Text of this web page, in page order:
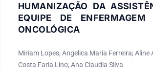
HUMANIZAÇÃO DA
EQUIPE DE
ONCOLÓGICA
Miriam Lopes; Angelica Maria Ferreira; Aline
Costa Faria Lino; Ana Claudia Silva